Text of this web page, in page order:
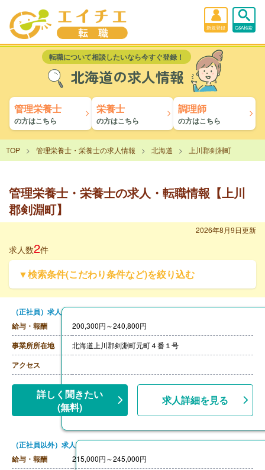
新規登録 Q&A検索
転職について相談したいなら今すぐ登録！
北海道の求人情報
管理栄養士
の方はこちら
栄養士
の方はこちら
調理師
の方はこちら
TOP 管理栄養士・栄養士の求人情報 北海道 上川郡剣淵町
管理栄養士・栄養士の求人・転職情報【上川
郡剣淵町】
2026年8月9日更新
求人数2件
▼検索条件(こだわり条件など)を絞り込む
（正社員）求人
給与・報酬
200,300円～240,800円
事業所所在地 北海道上川郡剣淵町元町４番１号
アクセス
詳しく聞きたい
(無料)
求人詳細を見る
（正社員以外）求人
給与・報酬
215,000円～245,000円